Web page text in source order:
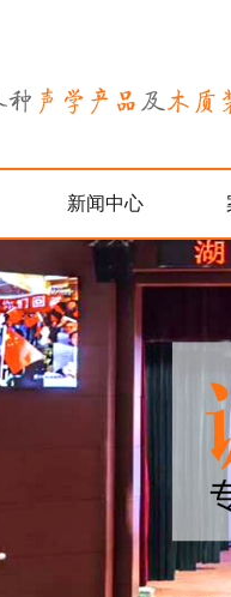
新闻中心